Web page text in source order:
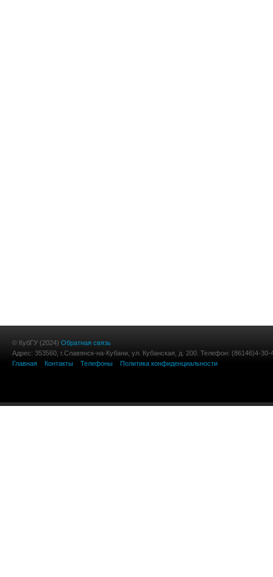
© КубГУ (2024) Обратная связь
Адрес: 353560, г.Славянск-на-Кубани, ул. Кубанская, д. 200. Телефон: (86146)4-30-
Главная
Контакты Телефоны Политика конфиденциальности